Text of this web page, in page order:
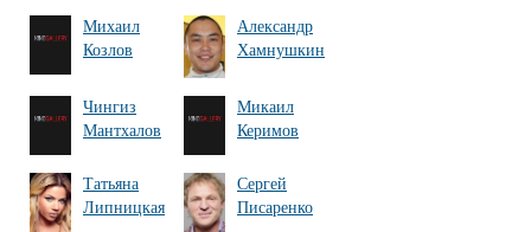
Михаил
Козлов
Александр
Хамнушкин
Чингиз
Мантхалов
Микаил
Керимов
Татьяна
Липницкая
Сергей
Писаренко